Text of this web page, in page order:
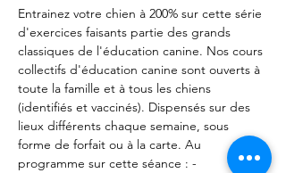
Entrainez votre chien à 200% sur cette série
d'exercices faisants partie des grands
classiques de l'éducation canine. Nos cours
collectifs d'éducation canine sont ouverts à
toute la famille et à tous les chiens
(identifiés et vaccinés). Dispensés sur des
lieux différents chaque semaine, sous
forme de forfait ou à la carte. Au
programme sur cette séance : -